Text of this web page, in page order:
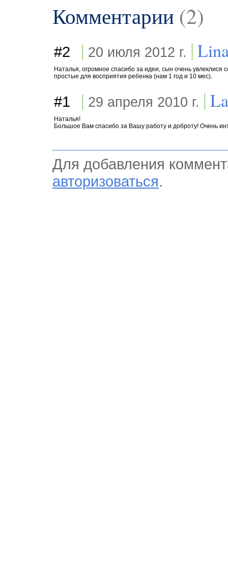
Комментарии (2)
#2 20 июля 2012 г.
Наталья, огромное спасибо за идеи, сын очень увлеклися
простые для восприятия ребенка (нам 1 год и 10 мес).
#1 29 апреля 2010 г.
Наталья!
Большое Вам спасибо за Вашу работу и доброту! Очень
Для добавления
авторизоваться.